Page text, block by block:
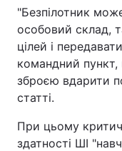
"Безпілотник
особовий склад,
цілей і
командний
зброєю вдарити
статті.
При цьому
здатності ШІ